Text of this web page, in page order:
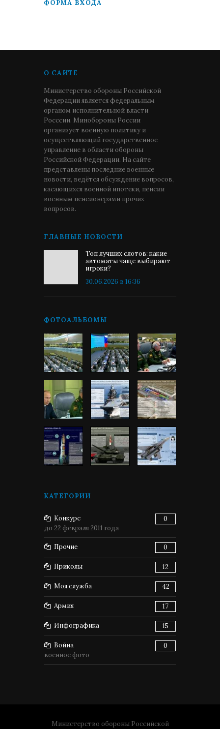
ФОРМА ВХОДА
О САЙТЕ
Министерство обороны Российской
Федерации является федеральным
органом исполнительной власти
Росссии. Минобороны России
организует военную политику и
осуществляющий государственное
управление в области обороны
Российской Федерации. На сайте
представлены последние военные
новости, ведётся обсуждение вопросов,
касающихся военной ипотеки, пенсии
военным пенсионерами прочих
вопросов.
ГЛАВНЫЕ НОВОСТИ
Топ лучших слотов: какие
автоматы чаще выбирают
игроки?
30.06.2026 в 16:36
ФОТОАЛЬБОМЫ
КАТЕГОРИИ
Конкурс
0
до 22 февраля 2011 года
Прочие 0
Приколы 12
Моя служба 42
Армия 17
Инфографика 15
Война
0
военное фото
Министерство обороны Российской